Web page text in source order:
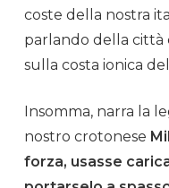
coste della nostra
parlando della città
sulla costa ionica
Insomma, narra la
nostro crotonese
forza, usasse